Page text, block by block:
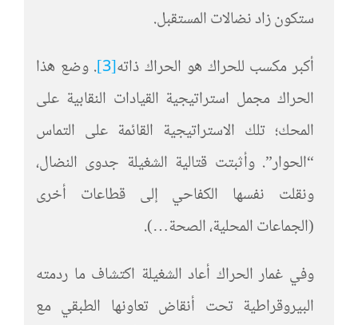
ستكون زاد نضالات المستقبل.
أكبر مكسب للحراك هو الحراك ذاته[3] . وضع هذا
الحراك مجمل استراتيجية القيادات النقابية على
المحك؛ تلك الاستراتيجية القائمة على التماس
“الحوار”. وأثبتت قتالية الشغيلة جدوى النضال،
ونقلت نفسها الكفاحي إلى قطاعات أخرى
(الجماعات المحلية، الصحة…).
وفي غمار الحراك أعاد الشغيلة اكتشاف ما ردمته
البيروقراطية تحت أنقاض تعاونها الطبقي مع